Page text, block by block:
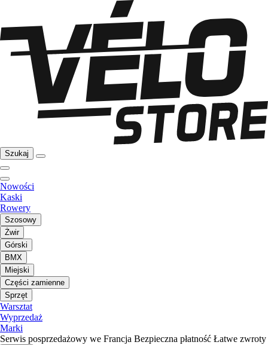
Szukaj
Nowości
Kaski
Rowery
Szosowy
Żwir
Górski
BMX
Miejski
Części zamienne
Sprzęt
Warsztat
Wyprzedaż
Marki
Serwis posprzedażowy we Francja Bezpieczna płatność Łatwe zwroty